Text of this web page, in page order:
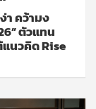
า คว้ามง
ตัวแทน
นวคิด Rise